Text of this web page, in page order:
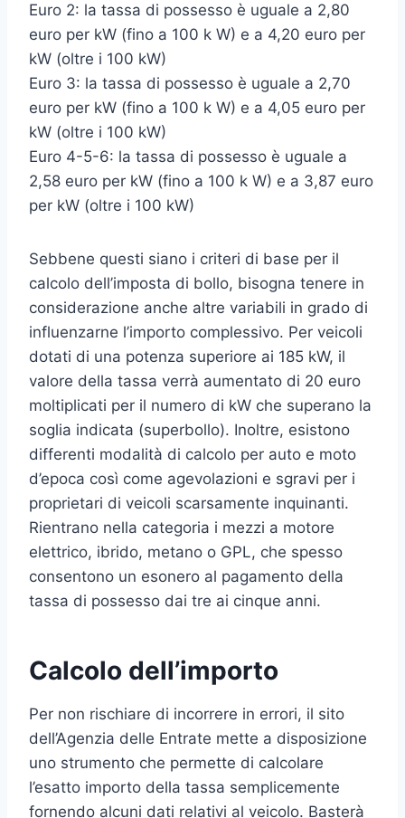
Euro 2: la tassa di possesso è uguale a 2,80
euro per kW (fino a 100 k W) e a 4,20 euro per
kW (oltre i 100 kW)
Euro 3: la tassa di possesso è uguale a 2,70
euro per kW (fino a 100 k W) e a 4,05 euro per
kW (oltre i 100 kW)
Euro 4-5-6: la tassa di possesso è uguale a
2,58 euro per kW (fino a 100 k W) e a 3,87 euro
per kW (oltre i 100 kW)
Sebbene questi siano i criteri di base per il
calcolo dell’imposta di bollo, bisogna tenere in
considerazione anche altre variabili in grado di
influenzarne l’importo complessivo. Per veicoli
dotati di una potenza superiore ai 185 kW, il
valore della tassa verrà aumentato di 20 euro
moltiplicati per il numero di kW che superano la
soglia indicata (superbollo). Inoltre, esistono
differenti modalità di calcolo per auto e moto
d’epoca così come agevolazioni e sgravi per i
proprietari di veicoli scarsamente inquinanti.
Rientrano nella categoria i mezzi a motore
elettrico, ibrido, metano o GPL, che spesso
consentono un esonero al pagamento della
tassa di possesso dai tre ai cinque anni.
Calcolo dell’importo
Per non rischiare di incorrere in errori, il sito
dell’Agenzia delle Entrate mette a disposizione
uno strumento che permette di calcolare
l’esatto importo della tassa semplicemente
fornendo alcuni dati relativi al veicolo. Basterà